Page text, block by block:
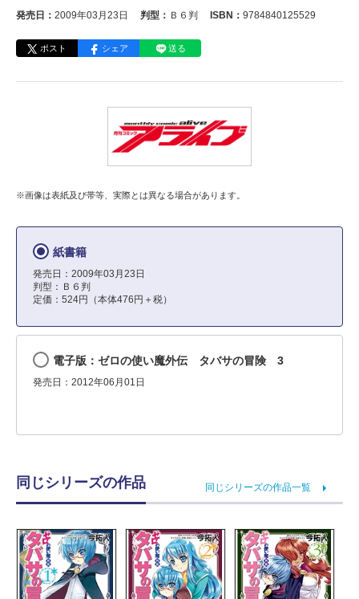
発売日： 2009年03月23日 判型： Ｂ６判 ISBN： 9784840125529
ポスト シェア 送る
※画像は表紙及び帯等、実際とは異なる場合があります。
紙書籍
発売日：2009年03月23日
判型：Ｂ６判
定価：524円（本体476円＋税）
電子版：ゼロの使い魔外伝 タバサの冒険 3
発売日：2012年06月01日
同じシリーズの作品 同じシリーズの作品一覧